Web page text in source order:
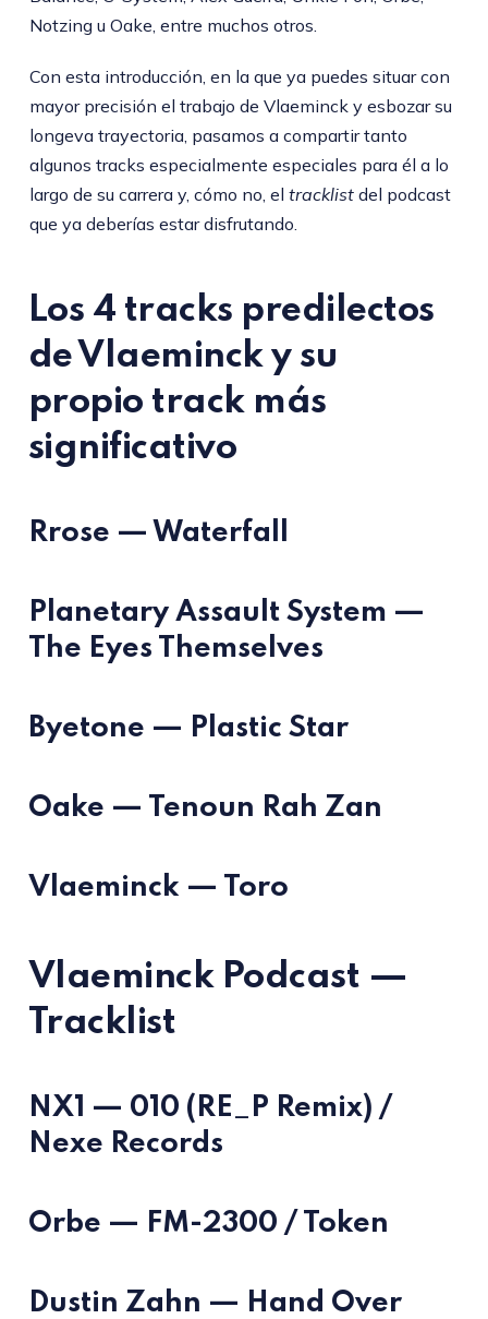
Notzing u Oake, entre muchos otros.
Con esta introducción, en la que ya puedes situar con
mayor precisión el trabajo de Vlaeminck y esbozar su
longeva trayectoria, pasamos a compartir tanto
algunos tracks especialmente especiales para él a lo
largo de su carrera y, cómo no, el tracklistdel podcast
que ya deberías estar disfrutando.
Los 4 tracks predilectos
de Vlaeminck y su
propio track más
significativo
Rrose — Waterfall
Planetary Assault System —
The Eyes Themselves
Byetone — Plastic Star
Oake — Tenoun Rah Zan
Vlaeminck — Toro
Vlaeminck Podcast —
Tracklist
NX1 — 010 (RE_P Remix) /
Nexe Records
Orbe — FM-2300 / Token
Dustin Zahn — Hand Over